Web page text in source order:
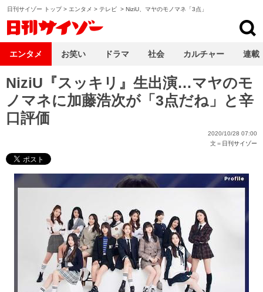
日刊サイゾー トップ> エンタメ > テレビ > NiziU、マヤのモノマネ「3点」
NiziU『スッキリ』生出演…マヤのモ
ノマネに加藤浩次が「3点だね」と辛
口評価
2020/10/28 07:00
文＝ 日刊サイゾー
エンタメ お笑い ドラマ 社会 カルチャー 連載